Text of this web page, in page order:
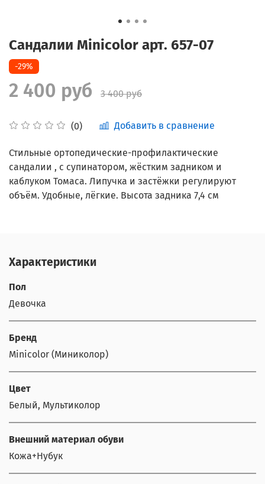
Сандалии Minicolor арт. 657-07
(0) Добавить в сравнение
-29%
2 400 руб 3 400 руб
Стильные ортопедические-профилактические
сандалии , с супинатором, жёстким задником и
каблуком Томаса. Липучка и застёжки регулируют
объём. Удобные, лёгкие. Высота задника 7,4 см
Характеристики
Пол
Девочка
Бренд
Minicolor (Миниколор)
Цвет
Белый, Мультиколор
Внешний материал обуви
Кожа+Нубук